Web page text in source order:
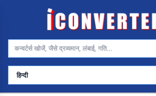
भाषा चुनें